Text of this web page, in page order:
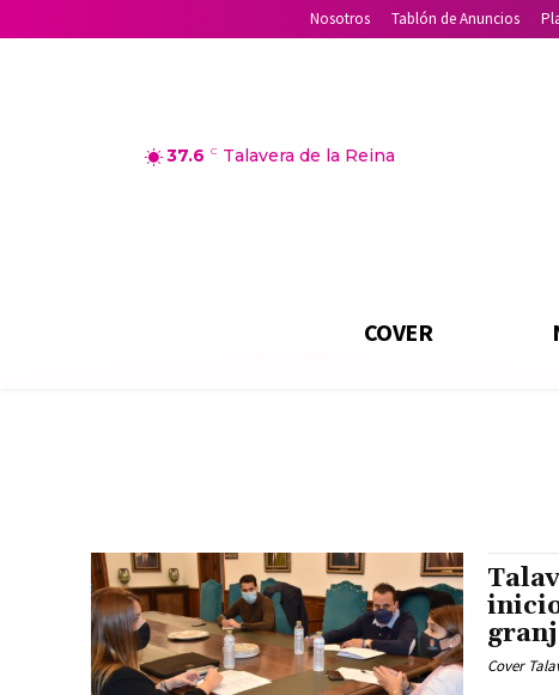
Nosotros Tablón de Anuncios
37.6 C Talavera de la Reina
COVER
Cover